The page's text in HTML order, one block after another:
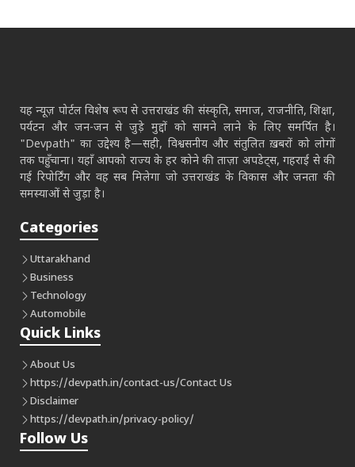
यह न्यूज़ पोर्टल विशेष रूप से उत्तराखंड की संस्कृति, समाज, राजनीति, शिक्षा,
पर्यटन और जन-जन से जुड़े मुद्दों को सामने लाने के लिए समर्पित है।
"Devpath" का उद्देश्य है—सही, विश्वसनीय और संतुलित ख़बरों को लोगों
तक पहुँचाना। यहाँ आपको राज्य के हर कोने की ताज़ा अपडेट्स, गहराई से की
गई रिपोर्टिंग और वह सब मिलेगा जो उत्तराखंड के विकास और जनता की
समस्याओं से जुड़ा है।
Categories
Uttarakhand
Business
Technology
Automobile
Quick Links
About Us
https://devpath.in/contact-us/Contact Us
Disclaimer
https://devpath.in/privacy-policy/
Follow Us